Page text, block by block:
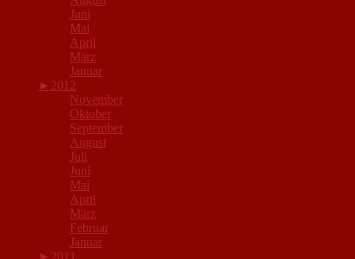
Juni
Mai
April
März
Januar
► 2012
November
Oktober
September
August
Juli
Juni
Mai
April
März
Februar
Januar
► 2011